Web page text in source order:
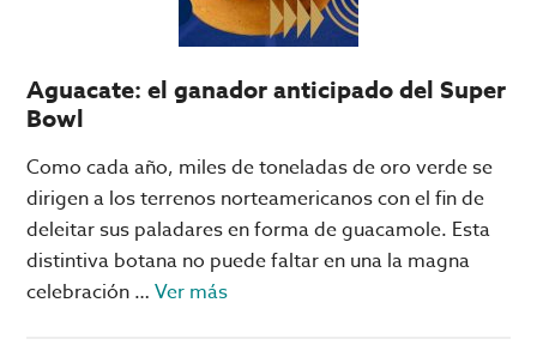
Rayados
vs
juegos
que
se
Aguacate: el ganador anticipado del Super
Bowl
Como cada año, miles de toneladas de oro verde se
dirigen a los terrenos norteamericanos con el fin de
deleitar sus paladares en forma de guacamole. Esta
distintiva botana no puede faltar en una la magna
celebración …Ver másacerca